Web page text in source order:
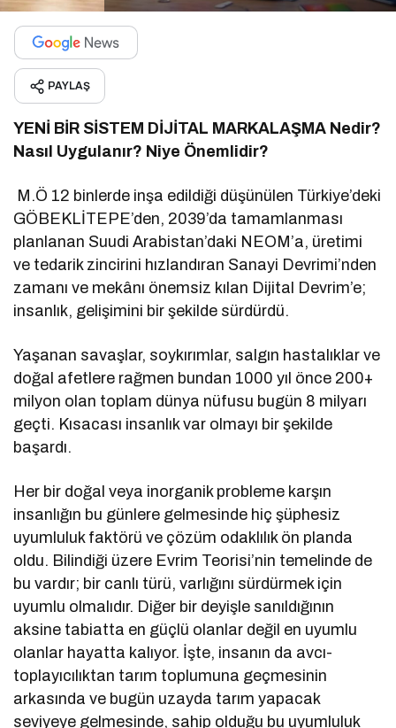
PAYLAŞ
YENİ BİR SİSTEM DİJİTAL MARKALAŞMA Nedir?
Nasıl Uygulanır? Niye Önemlidir?
M.Ö 12 binlerde inşa edildiği düşünülen Türkiye’deki
GÖBEKLİTEPE’den, 2039’da tamamlanması
planlanan Suudi Arabistan’daki NEOM’a, üretimi
ve tedarik zincirini hızlandıran Sanayi Devrimi’nden
zamanı ve mekânı önemsiz kılan Dijital Devrim’e;
insanlık, gelişimini bir şekilde sürdürdü.
Yaşanan savaşlar, soykırımlar, salgın hastalıklar ve
doğal afetlere rağmen bundan 1000 yıl önce 200+
milyon olan toplam dünya nüfusu bugün 8 milyarı
geçti. Kısacası insanlık var olmayı bir şekilde
başardı.
Her bir doğal veya inorganik probleme karşın
insanlığın bu günlere gelmesinde hiç şüphesiz
uyumluluk faktörü ve çözüm odaklılık ön planda
oldu. Bilindiği üzere Evrim Teorisi’nin temelinde de
bu vardır; bir canlı türü, varlığını sürdürmek için
uyumlu olmalıdır. Diğer bir deyişle sanıldığının
aksine tabiatta en güçlü olanlar değil en uyumlu
olanlar hayatta kalıyor. İşte, insanın da avcı-
toplayıcılıktan tarım toplumuna geçmesinin
arkasında ve bugün uzayda tarım yapacak
seviyeye gelmesinde, sahip olduğu bu uyumluluk